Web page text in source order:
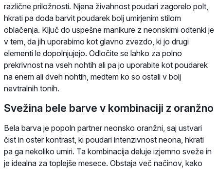
različne priložnosti. Njena živahnost poudari zagorelo polt,
hkrati pa doda barvit poudarek bolj umirjenim stilom
oblačenja. Ključ do uspešne manikure z neonskimi odtenki je
v tem, da jih uporabimo kot glavno zvezdo, ki jo drugi
elementi le dopolnjujejo. Odločite se lahko za polno
prekrivnost na vseh nohtih ali pa jo uporabite kot poudarek
na enem ali dveh nohtih, medtem ko so ostali v bolj
nevtralnih tonih.
Svežina bele barve v kombinaciji z oranžno
Bela barva je popoln partner neonsko oranžni, saj ustvari
čist in oster kontrast, ki poudari intenzivnost neona, hkrati
pa ga nekoliko umiri. Ta kombinacija deluje izjemno sveže in
je idealna za toplejše mesece. Obstaja več načinov, kako